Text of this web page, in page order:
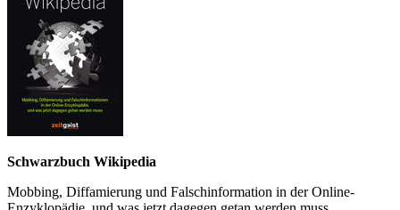
Schwarzbuch Wikipedia
Mobbing, Diffamierung und Falsch­information in der Online-